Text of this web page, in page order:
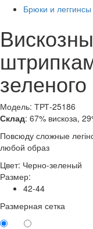
Брюки и леггинсы
Модель: ТРТ-25186
Склад: 67% вискоза,
Повсюду сложные
любой образ
Цвет: Черно-зеленый
Размер:
42-44
Размерная сетка